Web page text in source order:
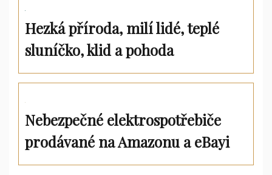
Hezká příroda, milí lidé, teplé
sluníčko, klid a pohoda
Nebezpečné elektrospotřebiče
prodávané na Amazonu a eBayi